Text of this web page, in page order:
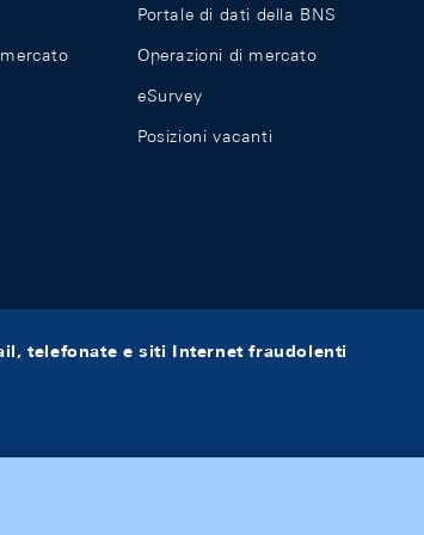
Portale di dati della BNS
Operazioni di mercato
eSurvey
Posizioni vacanti
telefonate e siti Internet fraudolenti